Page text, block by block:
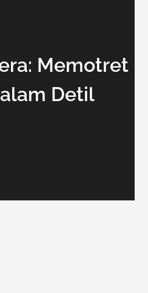
Memotret
Detil